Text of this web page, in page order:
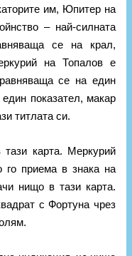
им, Юпитер на
– най-силната
се на крал,
на Топалов е
се на един
показател, макар
титлата си.
карта. Меркурий
го приема в знака на
нищо в тази карта.
с Фортуна чрез